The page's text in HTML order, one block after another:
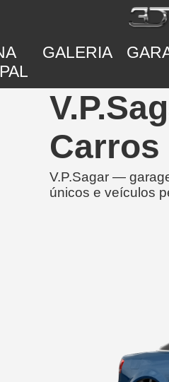
GALERIA
Carros
V.P.Sagar —
únicos e veículos